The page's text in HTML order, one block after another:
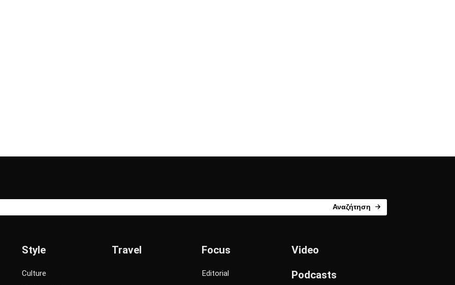
Αναζήτηση
Style
Culture
Travel Focus
Editorial
Video
Podcasts